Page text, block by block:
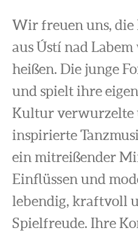
Wir freuen uns, die
aus Ústí nad
heißen. Die junge
und spielt ihre
Kultur verwurzelte
inspirierte
ein mitreißender
Einflüssen und
lebendig, kraftvoll
Spielfreude. Ihre